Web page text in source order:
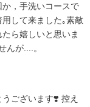
，手洗いコースで
して来ました｡素敵
ら嬉しいと思いま
んが....。
ございます❣️ 控え